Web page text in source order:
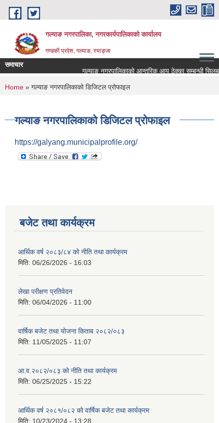
Skip to main content
गल्याङ नगरपालिका, नगरकार्यपालिकाको कार्यालय
गण्डकी प्रदेश, गल्याङ, स्याङ्जा
समाचार
गल्याङ नगरपालिकाको आन्तरिक आय ठेक्का सम्बन्धी
You are here
Home » गल्याङ नगरपालिकाको डिजिटल प्रोफाइल
गल्याङ नगरपालिकाको डिजिटल प्रोफाइल
https://galyang.municipalprofile.org/
बजेट तथा कार्यक्रम
आर्थिक वर्ष २०८३/८४ को नीति तथा कार्यक्रम
मिति: 06/26/2026 - 16:03
लेखा परीक्षण प्रतिवेदन
मिति: 06/04/2026 - 11:00
वार्षिक बजेट तथा योजना किताब २०८२/०८३
मिति: 11/05/2025 - 11:07
आ.व.२०८२/०८३ को नीति तथा कार्यक्रम
मिति: 06/25/2025 - 15:22
आर्थिक वर्ष २०८१/०८२ को वार्षिक बजेट तथा कार्यक्रम
मिति: 10/23/2024 - 13:28